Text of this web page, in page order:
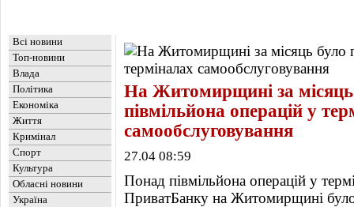
Всі новини
Топ-новини
Влада
Політика
Економіка
Життя
Кримінал
Спорт
Культура
Обласні новини
Україна
На Житомирщині за місяць
півмільйона операцій у
самообслуговування
27.04 08:59
Понад півмільйона операцій у
ПриватБанку на Житомирщині